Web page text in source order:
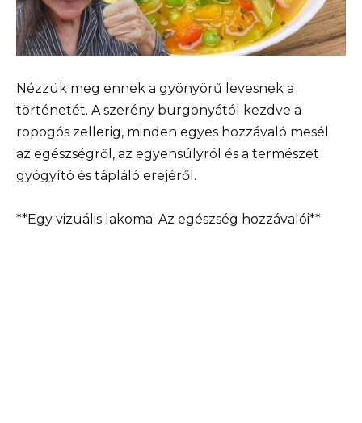
Nézzük meg ennek a gyönyörű levesnek a
történetét. A szerény burgonyától kezdve a
ropogós zellerig, minden egyes hozzávaló mesél
az egészségről, az egyensúlyról és a természet
gyógyító és tápláló erejéről.
**Egy vizuális lakoma: Az egészség hozzávalói**